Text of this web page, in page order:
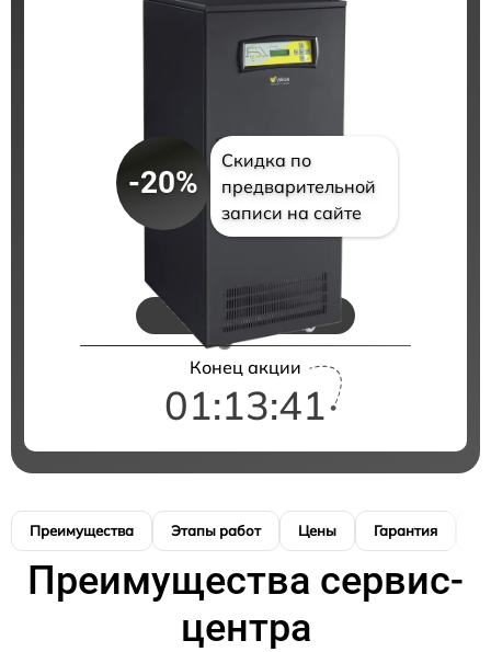
-20%
Скидка по
предварительной
записи на сайте
Цены на ремонт
Конец акции
01:13:41
Преимущества Этапы работ Цены Гарантия
Преимущества сервис-
центра